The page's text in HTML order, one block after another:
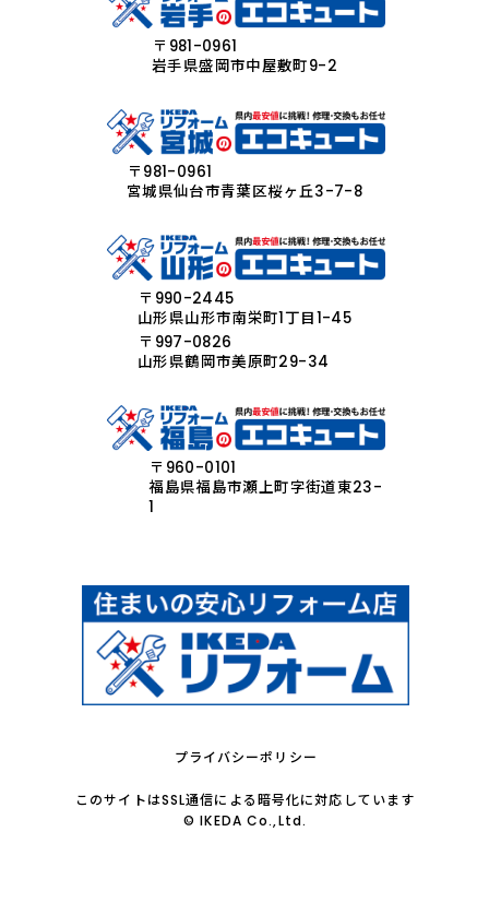
〒981-0961
岩手県盛岡市中屋敷町9-2
〒981-0961
宮城県仙台市青葉区桜ヶ丘3-7-8
〒990-2445
山形県山形市南栄町1丁目1-45
〒997-0826
山形県鶴岡市美原町29-34
〒960-0101
福島県福島市瀬上町字街道東23-
1
プライバシーポリシー
このサイトはSSL通信による暗号化に対応しています
© IKEDA Co.,Ltd.